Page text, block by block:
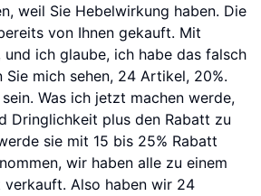
weil Sie Hebelwirkung haben. Die
von Ihnen gekauft. Mit
und ich glaube, ich habe das falsch
Sie mich sehen, 24 Artikel, 20%.
Was ich jetzt machen werde,
Dringlichkeit plus den Rabatt zu
sie mit 15 bis 25% Rabatt
wir haben alle zu einem
verkauft. Also haben wir 24